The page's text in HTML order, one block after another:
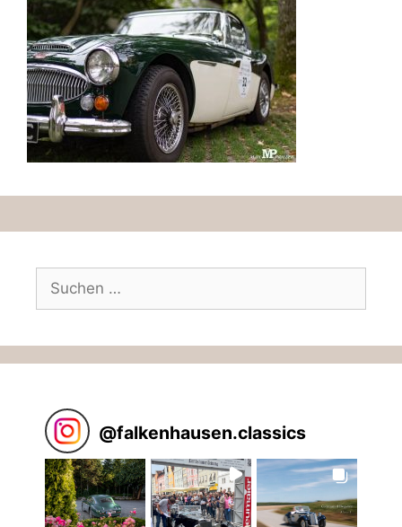
Suchen
nach:
@falkenhausen.classics